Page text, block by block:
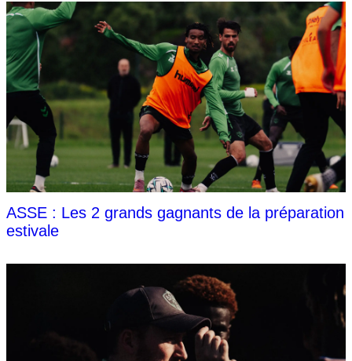
ASSE : Les 2 grands gagnants de la préparation
estivale